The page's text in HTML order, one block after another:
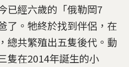
已經六歲的「俄勒岡7
了。牠終於找到伴侶，在
總共繁殖出五隻後代。動
隻在2014年誕生的小